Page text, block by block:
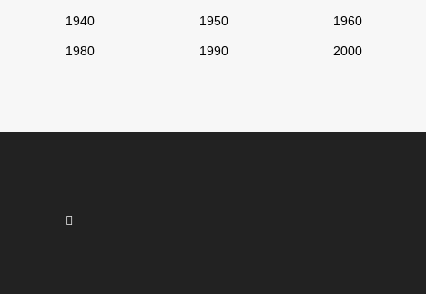
1940 1950 1960
1980 1990 2000